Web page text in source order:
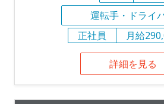
運転手・ドライ
正社員
月給
詳細を見る